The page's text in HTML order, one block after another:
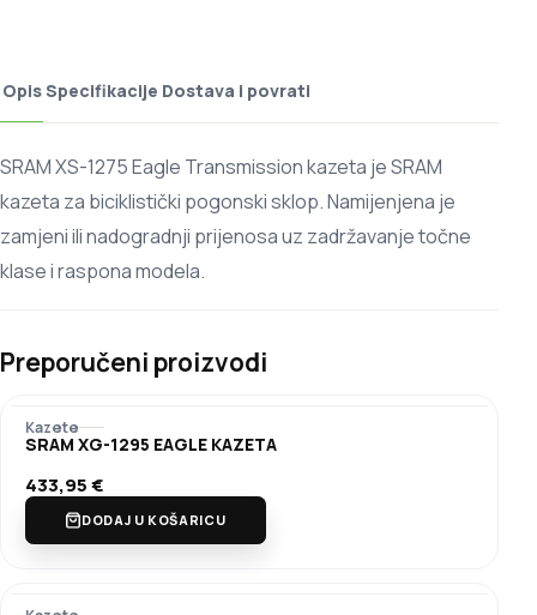
OpisSpecifikacije Dostava i povrati
SRAM XS-1275 Eagle Transmission kazeta je SRAM
kazeta za biciklistički pogonski sklop. Namijenjena je
zamjeni ili nadogradnji prijenosa uz zadržavanje točne
klase i raspona modela.
Preporučeni proizvodi
Kazete
SRAM XG-1295 EAGLE KAZETA
433,95€
DODAJ U KOŠARICU